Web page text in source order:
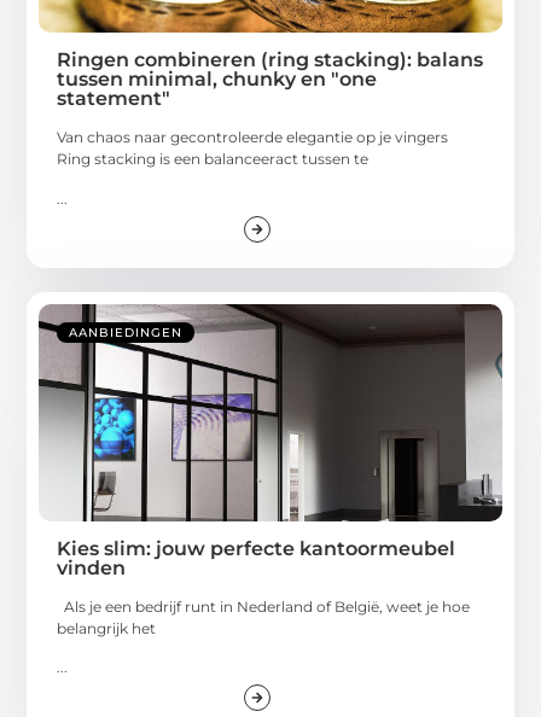
Ringen combineren (ring stacking): balans
tussen minimal, chunky en "one
statement"
Van chaos naar gecontroleerde elegantie op je vingers
Ring stacking is een balanceeract tussen te
AANBIEDINGEN
Kies slim: jouw perfecte kantoormeubel
vinden
Als je een bedrijf runt in Nederland of België, weet je hoe
belangrijk het
...